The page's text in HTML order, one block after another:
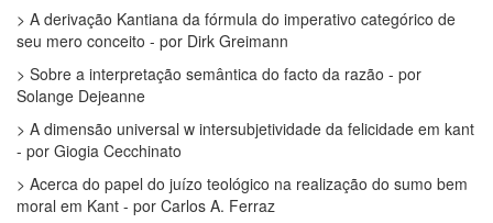
> A derivação Kantiana da fórmula do imperativo categórico de
seu mero conceito - por Dirk Greimann
> Sobre a interpretação semântica do facto da razão - por
Solange Dejeanne
> A dimensão universal w intersubjetividade da felicidade em kant
- por Giogia Cecchinato
> Acerca do papel do juízo teológico na realização do sumo bem
moral em Kant - por Carlos A. Ferraz